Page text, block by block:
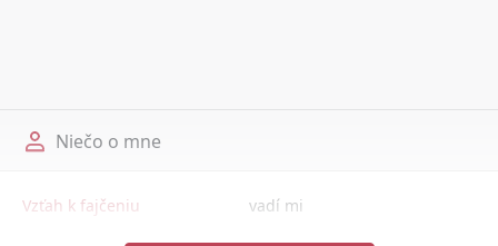
Niečo o mne
Vzťah k fajčeniu vadí mi